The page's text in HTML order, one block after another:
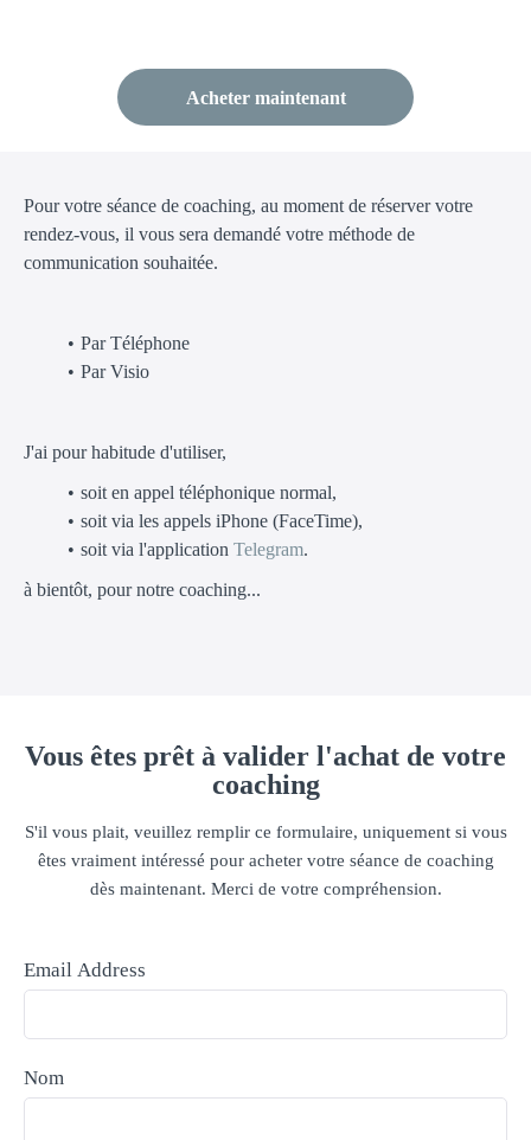
Acheter maintenant
Pour votre séance de coaching, au moment de réserver votre
rendez-vous, il vous sera demandé votre méthode de
communication souhaitée.
Par Téléphone
Par Visio
J'ai pour habitude d'utiliser,
soit en appel téléphonique normal,
soit via les appels iPhone (FaceTime),
soit via l'application Telegram.
à bientôt, pour notre coaching...
Vous êtes prêt à valider l'achat de votre
coaching
S'il vous plait, veuillez remplir ce formulaire, uniquement si vous
êtes vraiment intéressé pour acheter votre séance de coaching
dès maintenant. Merci de votre compréhension.
Email Address
Nom